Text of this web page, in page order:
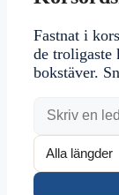
Fastnat i
de troligaste
bokstäver.